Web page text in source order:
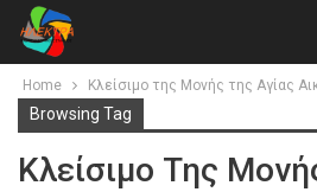
Home Κλείσιμο της Μονής της Αγίας
Browsing Tag
Κλείσιμο Της